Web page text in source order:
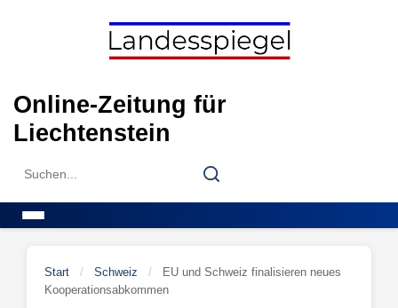
Online-Zeitung für
Liechtenstein
Search
Search
Start / Schweiz /
EU und Schweiz finalisieren neues
Kooperationsabkommen